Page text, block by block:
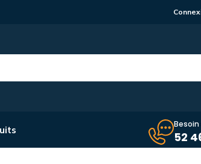
Besoin
52